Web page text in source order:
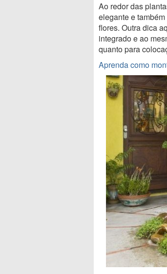
Ao redor das
elegante e
flores. Outra dica
integrado e ao
quanto para
Aprenda como